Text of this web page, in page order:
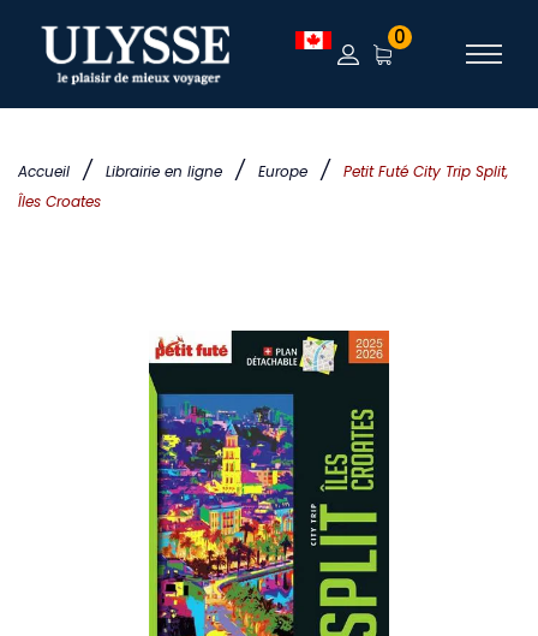
Accueil / Librairie en ligne / Europe /
Petit Futé City Trip Split,
Îles Croates
0